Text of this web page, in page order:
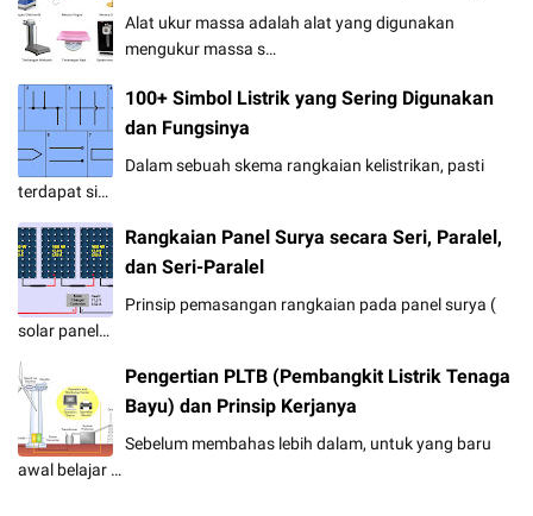
Alat ukur massa adalah alat yang digunakan
mengukur massa s…
100+ Simbol Listrik yang Sering Digunakan
dan Fungsinya
Dalam sebuah skema rangkaian kelistrikan, pasti
terdapat si…
Rangkaian Panel Surya secara Seri, Paralel,
dan Seri-Paralel
Prinsip pemasangan rangkaian pada panel surya (
solar panel…
Pengertian PLTB (Pembangkit Listrik Tenaga
Bayu) dan Prinsip Kerjanya
Sebelum membahas lebih dalam, untuk yang baru
awal belajar …